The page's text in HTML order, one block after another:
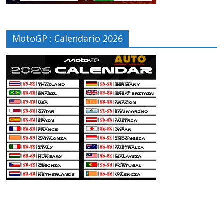
MotoGP : Calendario 2026